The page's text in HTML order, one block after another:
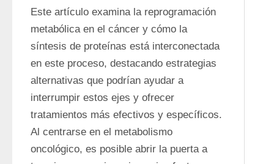
Este artículo examina la reprogramación
metabólica en el cáncer y cómo la
síntesis de proteínas está interconectada
en este proceso, destacando estrategias
alternativas que podrían ayudar a
interrumpir estos ejes y ofrecer
tratamientos más efectivos y específicos.
Al centrarse en el metabolismo
oncológico, es posible abrir la puerta a